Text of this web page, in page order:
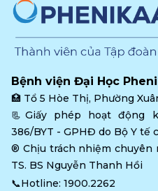
Bệnh viện Đại Học
🏥 Tổ 5 Hòe Thị, Phường
📃Giấy phép hoạt động
386/BYT - GPHĐ do Bộ Y tế
®️ Chịu trách nhiệm chuyên
TS. BS Nguyễn Thanh Hồi
📞Hotline: 1900.2262